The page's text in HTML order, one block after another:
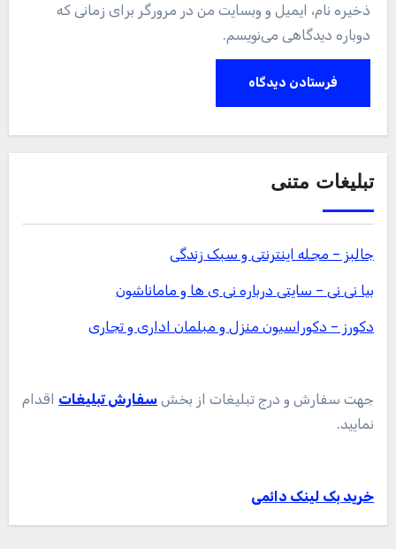
ذخیره نام، ایمیل و وبسایت من در مرورگر برای زمانی که
دوباره دیدگاهی می‌نویسم.
تبلیغات متنی
جالبز – مجله اینترنتی و سبک زندگی
بیا نی نی – سایتی درباره نی ی ها و ماماناشون
دکورز – دکوراسیون منزل و مبلمان اداری و تجاری
جهت سفارش و درج تبلیغات از بخش سفارش تبلیغات اقدام
نمایید.
خرید بک لینک دائمی